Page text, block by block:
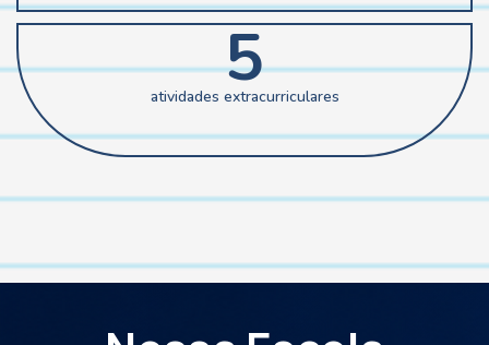
5
atividades extracurriculares